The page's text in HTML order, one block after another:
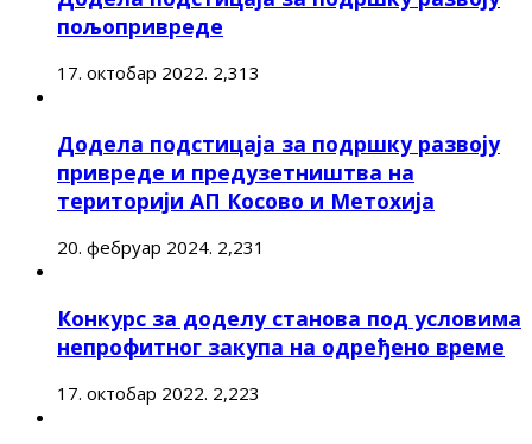
пољопривреде
17. октобар 2022. 2,313
Додела подстицаја за подршку развоју
привреде и предузетништва на
територији АП Косово и Метохија
20. фебруар 2024. 2,231
Конкурс за доделу станова под условима
непрофитног закупа на одређено време
17. октобар 2022. 2,223